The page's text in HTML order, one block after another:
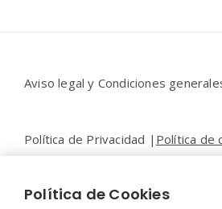
Aviso legal y Condiciones
Política de Privacidad | Política de
Contacto |Moya&Emery
Política de Cookies